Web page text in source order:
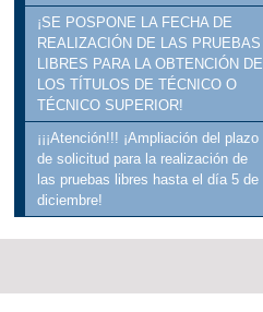
¡SE POSPONE LA FECHA DE
REALIZACIÓN DE LAS PRUEBAS
LIBRES PARA LA OBTENCIÓN DE
LOS TÍTULOS DE TÉCNICO O
TÉCNICO SUPERIOR!
¡¡¡Atención!!! ¡Ampliación del plazo
de solicitud para la realización de
las pruebas libres hasta el día 5 de
diciembre!